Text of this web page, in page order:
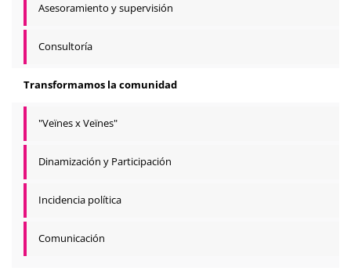
Asesoramiento y supervisión
Consultoría
Transformamos la comunidad
"Veïnes x Veïnes"
Dinamización y Participación
Incidencia política
Comunicación